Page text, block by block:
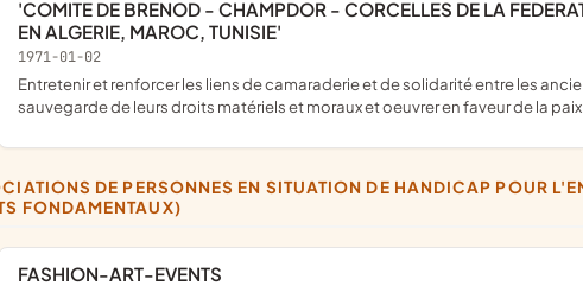
'COMITE DE BRENOD - CHAMPDOR - CORCELLES DE LA FEDERATION NATIONALE DES ANCIENS COMBATTANTS
EN ALGERIE, MAROC, TUNISIE'
1971-01-02
entretenir et renforcer les liens de camaraderie et de solidarité entre les anciens combattants d'Algérie, Maroc, Tunisie ; assurer la
sauvegarde de leurs droits matériels et moraux et oeuvrer en faveur de la paix
FONDAMENTAUX)
FASHION-ART-EVENTS